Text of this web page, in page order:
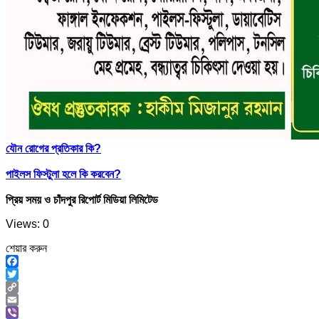
যৌন রোগের প্রতিকার কি?
পাইলস ফিস্টুলা হলে কি করবেন?
প্রিয় সময় ও চাঁদপুর রিপোর্ট মিডিয়া লিমিটেড
Views: 0
শেয়ার করুন
Facebook
Twitter
Copy
Link
Email